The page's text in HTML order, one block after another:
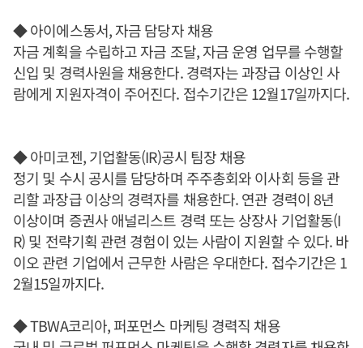
◆ 아이에스동서, 자금 담당자 채용
자금 계획을 수립하고 자금 조달, 자금 운영 업무를 수행할
신입 및 경력사원을 채용한다. 경력자는 과장급 이상인 사
람에게 지원자격이 주어진다. 접수기간은 12월17일까지다.
◆ 아미코젠, 기업활동(IR)공시 팀장 채용
정기 및 수시 공시를 담당하며 주주총회와 이사회 등을 관
리할 과장급 이상의 경력자를 채용한다. 연관 경력이 8년
이상이며 증권사 애널리스트 경력 또는 상장사 기업활동(I
R) 및 전략기획 관련 경험이 있는 사람이 지원할 수 있다. 바
이오 관련 기업에서 근무한 사람은 우대한다. 접수기간은 1
2월15일까지다.
◆ TBWA코리아, 퍼포먼스 마케팅 경력직 채용